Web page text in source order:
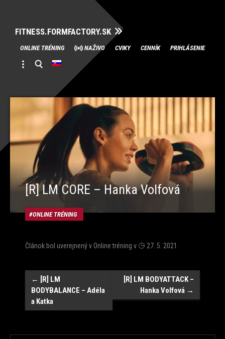
FITNESS.FORMFACTORY.SK
Skip
to
content
ONLINE TRÉNING NAŽIVO CVIKY CENNÍK PRIHLÁSENIE
[R] LM CORE – Hanka Volfová
ONLINE TRÉNING
Článok bol uverejnený vOnline tréning v 27. 5. 2021
Post
navigation
← [R] LM
BODYBALANCE – Adéla
a Katka
[R] LM BODYATTACK –
Hanka Volfová →